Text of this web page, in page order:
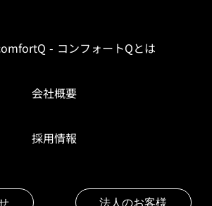
- コンフォートQとは
会社概要
採用情報
法人のお客様